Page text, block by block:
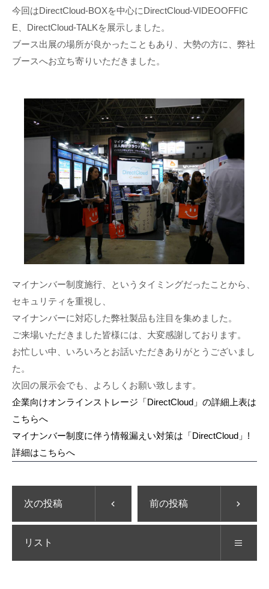
今回はDirectCloud-BOXを中心にDirectCloud-VIDEOOFFIC
E、DirectCloud-TALKを展示しました。
ブース出展の場所が良かったこともあり、大勢の方に、弊社
ブースへお立ち寄りいただきました。
マイナンバー制度施行、というタイミングだったことから、
セキュリティを重視し、
マイナンバーに対応した弊社製品も注目を集めました。
ご来場いただきました皆様には、大変感謝しております。
お忙しい中、いろいろとお話いただきありがとうございまし
た。
次回の展示会でも、よろしくお願い致します。
企業向けオンラインストレージ「DirectCloud」の詳細上表は
こちらへ
マイナンバー制度に伴う情報漏えい対策は「DirectCloud」!
詳細はこちらへ
次の投稿 前の投稿
リスト